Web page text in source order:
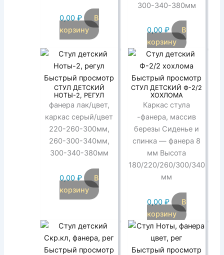
0,00 ₽
В
корзину
300-340-380мм
0,00 ₽
В
корзину
Быстрый просмотр
СТУЛ ДЕТСКИЙ
НОТЫ-2, РЕГУЛ
фанера лак/цвет,
каркас серый/цвет
220-260-300мм,
260-300-340мм,
300-340-380мм
0,00 ₽
В
корзину
Быстрый просмотр
СТУЛ ДЕТСКИЙ Ф-2/2
ХОХЛОМА
Каркас стула
-фанера, массив
березы Сиденье и
спинка — фанера 8
мм Высота
180/220/260/300/340
мм
0,00 ₽
В
корзину
Быстрый просмотр Быстрый просмотр